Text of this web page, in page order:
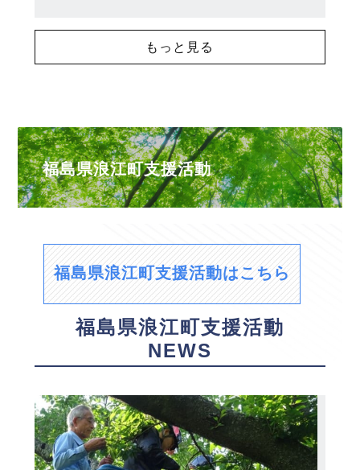
もっと見る
福島県浪江町支援活動
福島県浪江町支援活動はこちら
福島県浪江町支援活動
NEWS